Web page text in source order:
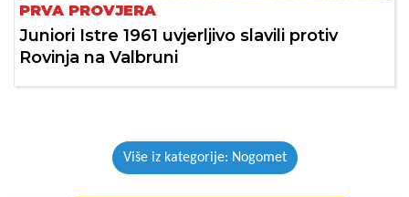
PRVA PROVJERA
Juniori Istre 1961 uvjerljivo slavili protiv
Rovinja na Valbruni
Više iz kategorije: Nogomet